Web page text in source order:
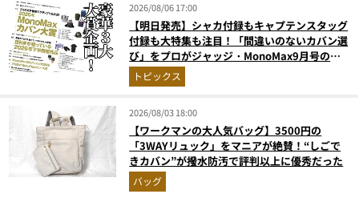
2026/08/06 17:00
【明日発売】シャカ付録もキャプテンスタッグ
付録も大特集も注目！「間違いのないカバン選
び」をプロがジャッジ・MonoMax9月号の目
次を公開
トピックス
2026/08/03 18:00
【ワークマンの大人気バッグ】3500円の
「3WAYリュック」をマニアが絶賛！“しごで
きカバン”が撥水防汚で評判以上に優秀だった
バッグ